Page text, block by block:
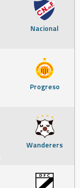
Nacional
Progreso
Wanderers